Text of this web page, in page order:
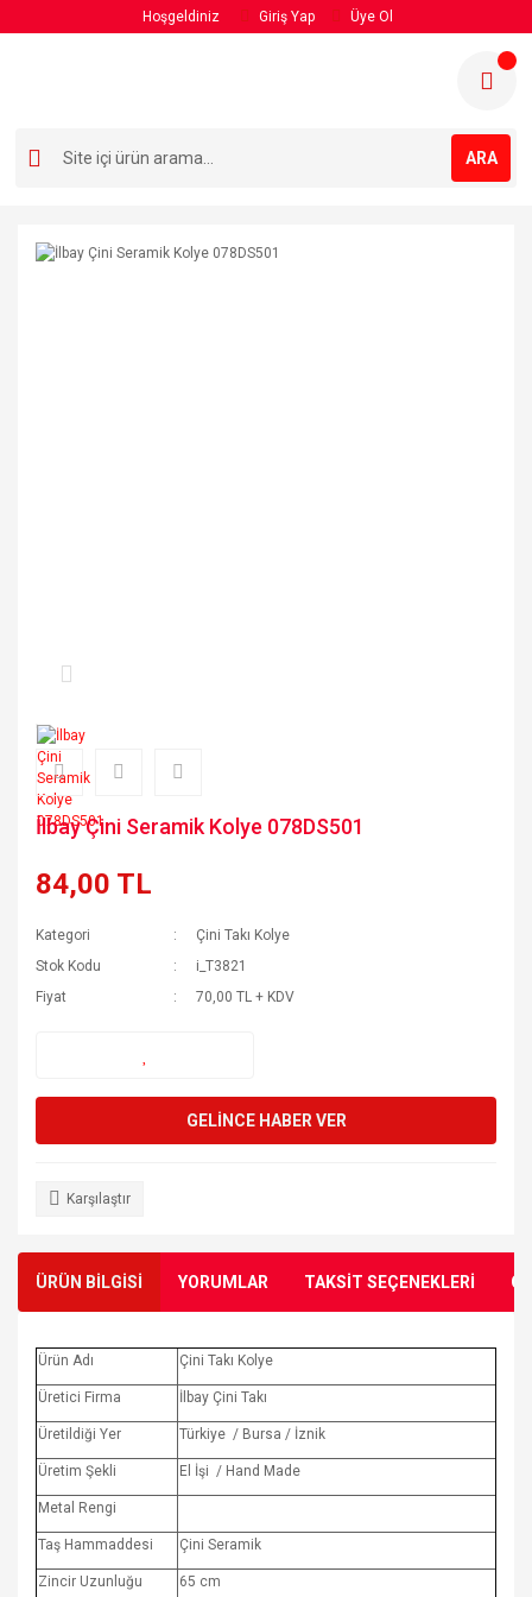
Hoşgeldiniz Giriş Yap Üye Ol
ARA
İlbay Çini Seramik Kolye 078DS501
84,00 TL
Kategori
Çini Takı Kolye
Stok Kodu
i_T3821
Fiyat
70,00 TL + KDV
GELİNCE HABER VER
Karşılaştır
ÜRÜN BİLGİSİ YORUMLAR TAKSİT SEÇENEKLERİ
Ürün Adı Çini Takı Kolye
Üretici Firma İlbay Çini Takı
Üretildiği Yer Türkiye / Bursa / İznik
Üretim Şekli El İşi / Hand Made
Metal Rengi
Taş Hammaddesi Çini Seramik
Zincir Uzunluğu 65 cm